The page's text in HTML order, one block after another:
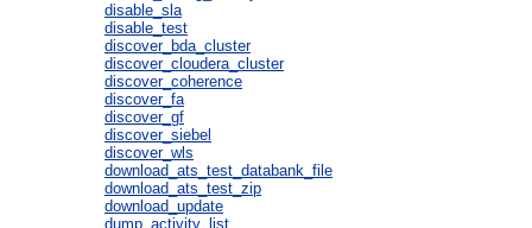
disable_sla
disable_test
discover_bda_cluster
discover_cloudera_cluster
discover_coherence
discover_fa
discover_gf
discover_siebel
discover_wls
download_ats_test_databank_file
download_ats_test_zip
download_update
dump_activity_list